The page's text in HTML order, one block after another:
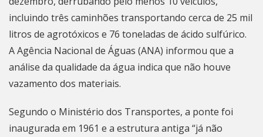
incluindo três caminhões transportando cerca de 25 mil
litros de agrotóxicos e 76 toneladas de ácido sulfúrico.
A Agência Nacional de Águas (ANA) informou que a
análise da qualidade da água indica que não houve
vazamento dos materiais.
Segundo o Ministério dos Transportes, a ponte foi
inaugurada em 1961 e a estrutura antiga “já não